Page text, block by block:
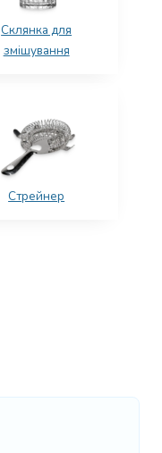
Склянка для
змішування
Стрейнер